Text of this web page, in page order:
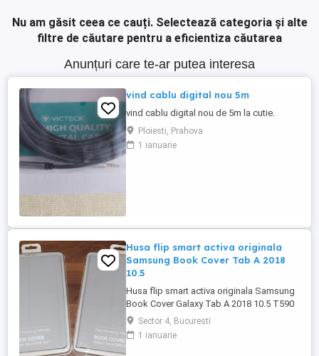
Nu am găsit ceea ce cauți. Selectează categoria și alte
filtre de căutare pentru a eficientiza căutarea
Anunțuri care te-ar putea interesa
vind cablu digital nou 5m
vind cablu digital nou de 5m la cutie.
Ploiesti, Prahova
1 ianuarie
Husa flip smart activa originala
Samsung Book Cover Tab A 2018
10.5
Husa flip smart activa originala Samsung
Book Cover Galaxy Tab A 2018 10.5 T590
si T595. Husele sunt noi, silgilate in blister.
Avand in vedere ca sunt huse originale
Samsung au functia smart sleep wake, de
Sector 4, Bucuresti
1 ianuarie